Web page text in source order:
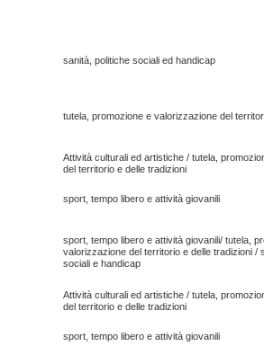
sanità, politiche sociali ed handicap
tutela, promozione e valorizzazione del
Attività culturali ed artistiche / tutela,
del territorio e delle tradizioni
sport, tempo libero e attività giovanili
sport, tempo libero e attività giovanili/ tutela,
valorizzazione del territorio e delle tradizioni /
sociali e handicap
Attività culturali ed artistiche / tutela,
del territorio e delle tradizioni
sport, tempo libero e attività giovanili